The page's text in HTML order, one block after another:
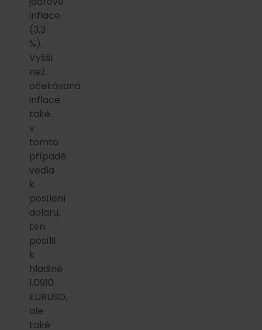
inflace
(3,3
%).
Vyšší
než
očekávaná
inflace
také
v
tomto
případě
vedla
k
posílení
dolaru,
ten
posílil
k
hladině
1,0910
EURUSD,
ale
také